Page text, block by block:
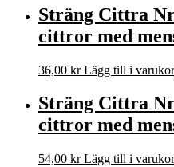
Sträng Cittra
cittror med
36,00 kr Lägg till i
Sträng Cittra
cittror med
54,00 kr Lägg till i